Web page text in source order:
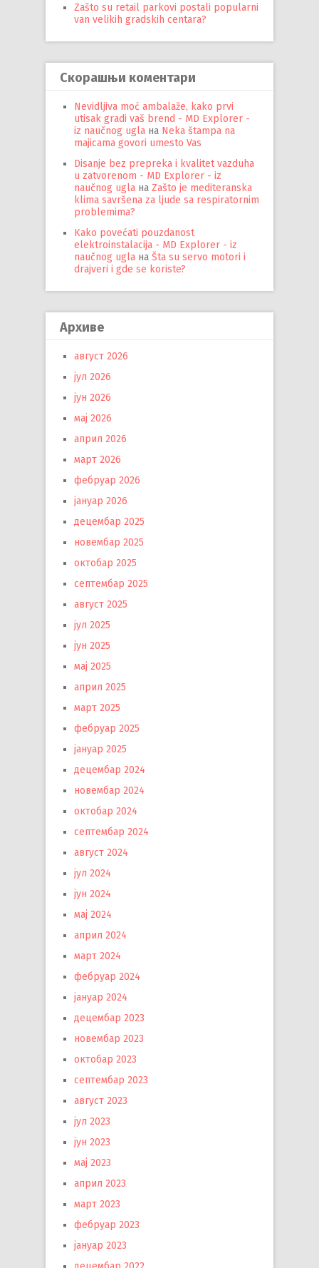
Zašto su retail parkovi postali popularni
van velikih gradskih centara?
Скорашњи коментари
Nevidljiva moć ambalaže, kako prvi
utisak gradi vaš brend - MD Explorer -
iz naučnog ugla на Neka štampa na
majicama govori umesto Vas
Disanje bez prepreka i kvalitet vazduha
u zatvorenom - MD Explorer - iz
naučnog ugla на Zašto je mediteranska
klima savršena za ljude sa respiratornim
problemima?
Kako povećati pouzdanost
elektroinstalacija - MD Explorer - iz
naučnog ugla на Šta su servo motori i
drajveri i gde se koriste?
Архиве
август 2026
јул 2026
јун 2026
мај 2026
април 2026
март 2026
фебруар 2026
јануар 2026
децембар 2025
новембар 2025
октобар 2025
септембар 2025
август 2025
јул 2025
јун 2025
мај 2025
април 2025
март 2025
фебруар 2025
јануар 2025
децембар 2024
новембар 2024
октобар 2024
септембар 2024
август 2024
јул 2024
јун 2024
мај 2024
април 2024
март 2024
фебруар 2024
јануар 2024
децембар 2023
новембар 2023
октобар 2023
септембар 2023
август 2023
јул 2023
јун 2023
мај 2023
април 2023
март 2023
фебруар 2023
јануар 2023